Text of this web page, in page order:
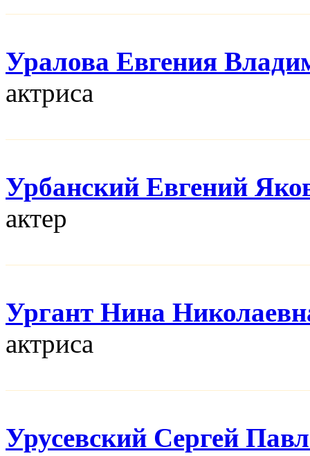
Уралова Евгения
актриса
Урбанский Евгений
актер
Ургант Нина
актриса
Урусевский Сергей